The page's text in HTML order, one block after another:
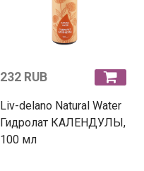
232 RUB
Liv-delano Natural Water
Гидролат КАЛЕНДУЛЫ,
100 мл